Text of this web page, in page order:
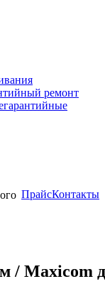
ремонт
ПрайсКонтакты